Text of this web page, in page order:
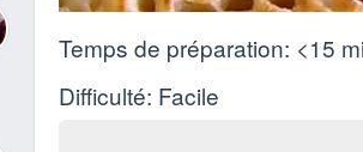
Temps de préparation: <15
Difficulté: Facile